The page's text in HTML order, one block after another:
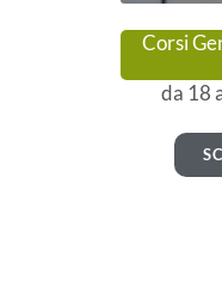
Corsi
da 18